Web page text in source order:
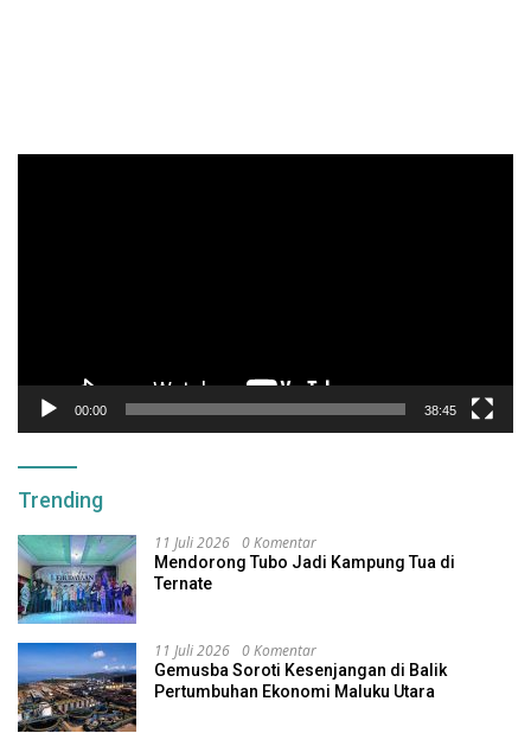
00:00 38:45
Trending
11 Juli 2026 0 Komentar
Mendorong Tubo Jadi Kampung Tua di
Ternate
11 Juli 2026 0 Komentar
Gemusba Soroti Kesenjangan di Balik
Pertumbuhan Ekonomi Maluku Utara